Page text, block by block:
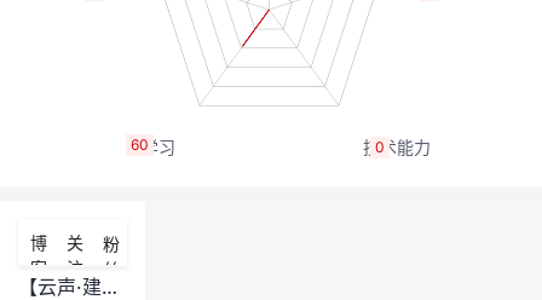
的
我
0
60
博
客
关
注
粉
丝
【云声·建议】1月提产品优化建议，华为新春大礼包等你来领取~